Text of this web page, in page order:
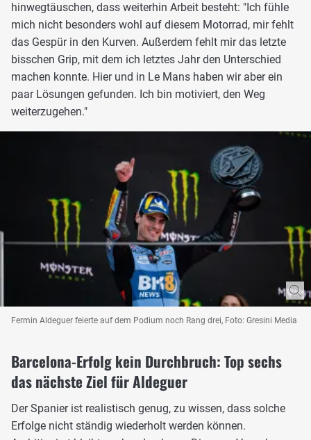
hinwegtäuschen, dass weiterhin Arbeit besteht: "Ich fühle
mich nicht besonders wohl auf diesem Motorrad, mir fehlt
das Gespür in den Kurven. Außerdem fehlt mir das letzte
bisschen Grip, mit dem ich letztes Jahr den Unterschied
machen konnte. Hier und in Le Mans haben wir aber ein
paar Lösungen gefunden. Ich bin motiviert, den Weg
weiterzugehen."
Fermin Aldeguer feierte auf dem Podium noch Rang drei, Foto: Gresini Media
Barcelona-Erfolg kein Durchbruch: Top sechs
das nächste Ziel für Aldeguer
Der Spanier ist realistisch genug, zu wissen, dass solche
Erfolge nicht ständig wiederholt werden können.